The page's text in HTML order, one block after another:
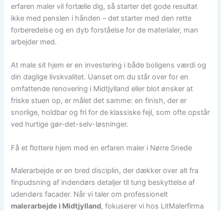
erfaren maler vil fortælle dig, så starter det gode resultat
ikke med penslen i hånden – det starter med den rette
forberedelse og en dyb forståelse for de materialer, man
arbejder med.
At male sit hjem er en investering i både boligens værdi og
din daglige livskvalitet. Uanset om du står over for en
omfattende renovering i Midtjylland eller blot ønsker at
friske stuen op, er målet det samme: en finish, der er
snorlige, holdbar og fri for de klassiske fejl, som ofte opstår
ved hurtige gør-det-selv-løsninger.
Få et flottere hjem med en erfaren maler i Nørre Snede
Malerarbejde er en bred disciplin, der dækker over alt fra
finpudsning af indendørs detaljer til tung beskyttelse af
udendørs facader. Når vi taler om professionelt
malerarbejde i Midtjylland, fokuserer vi hos LitMalerfirma